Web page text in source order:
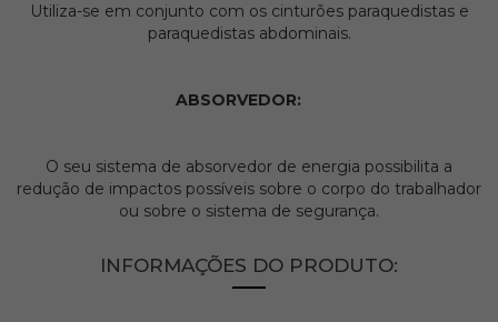
Utiliza-se em conjunto com os cinturões paraquedistas e
paraquedistas abdominais.
ABSORVEDOR:
O seu sistema de absorvedor de energia possibilita a
redução de impactos possíveis sobre o corpo do trabalhador
ou sobre o sistema de segurança.
INFORMAÇÕES DO PRODUTO: